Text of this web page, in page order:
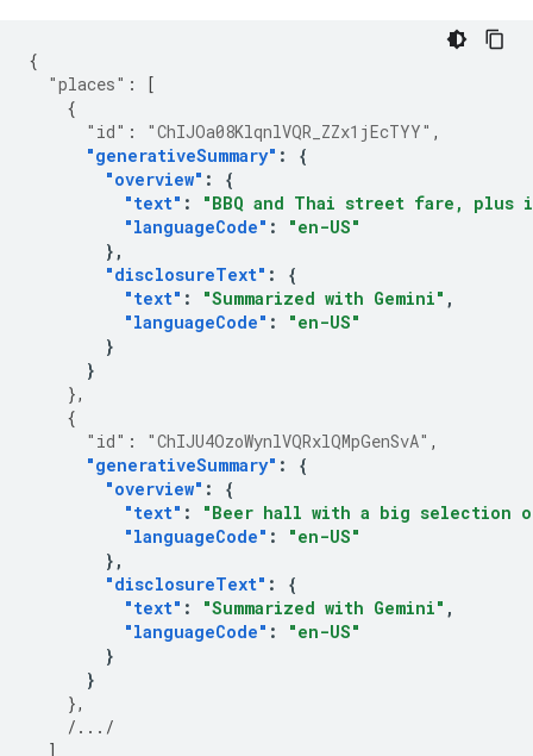
{
"places" :
[
{
"id" : "ChIJOa08KlqnlVQR_ZZx1jEcTYY" ,
"generativeSummary" :
{
"overview" :
{
"text" :
"BBQ and Thai street fare,
"languageCode" :
"en-US"
},
"disclosureText" :
{
"text" : "Summarized with Gemini" ,
"languageCode" :
"en-US"
}
}
},
{
"id" : "ChIJU4OzoWynlVQRxlQMpGenSvA" ,
"generativeSummary" :
{
"overview" :
{
"text" :
"Beer hall with a big selection
"languageCode" :
"en-US"
},
"disclosureText" :
{
"text" : "Summarized with Gemini" ,
"languageCode" :
"en-US"
}
}
},
/.../
]